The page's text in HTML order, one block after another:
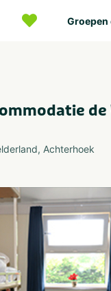
Groepen
, Achterhoek